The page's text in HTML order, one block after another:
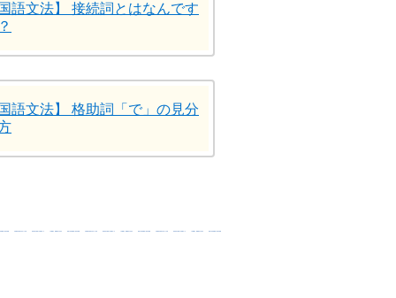
語文法】 接続詞とはなんです
語文法】 格助詞「で」の見分